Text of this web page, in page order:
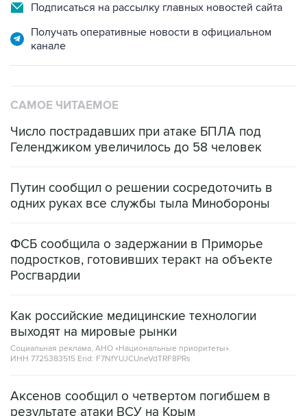
Подписаться на рассылку главных новостей сайта
Получать оперативные новости в официальном
канале
САМОЕ ЧИТАЕМОЕ
Число пострадавших при атаке БПЛА под
Геленджиком увеличилось до 58 человек
Путин сообщил о решении сосредоточить в
одних руках все службы тыла Минобороны
ФСБ сообщила о задержании в Приморье
подростков, готовивших теракт на объекте
Росгвардии
Как российские медицинские технологии
выходят на мировые рынки
Социальная реклама, АНО «Национальные приоритеты».
ИНН 7725383515 Erid: F7NfYUJCUneVdTRF8PRs
Аксенов сообщил о четвертом погибшем в
результате атаки ВСУ на Крым